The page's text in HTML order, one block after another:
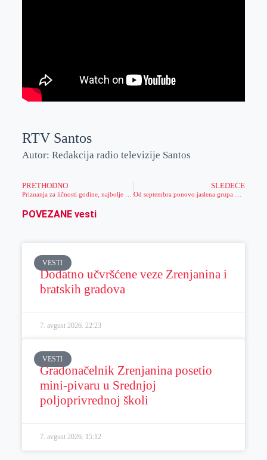
RTV Santos
Autor: Redakcija radio televizije Santos
PRETHODNO SLEDEĆE
POVEZANE vesti
VESTI
Dodatno učvršćene veze Zrenjanina i
bratskih gradova
7. avgust 2026. 22:23
VESTI
Gradonačelnik Zrenjanina posetio
mini-pivaru u Srednjoj
poljoprivrednoj školi
7. avgust 2026. 15:12